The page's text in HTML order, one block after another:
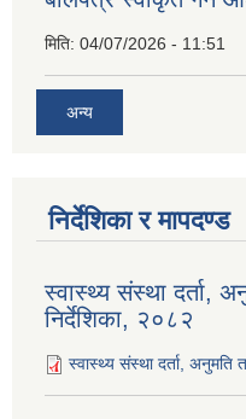
मिति: 04/07/2026 - 11:51
अन्य
निर्देशिका र मापदण्ड
स्वास्थ्य संस्था दर्ता,
निर्देशिका, २०८२
स्वास्थ्य संस्था दर्ता, अनुमति